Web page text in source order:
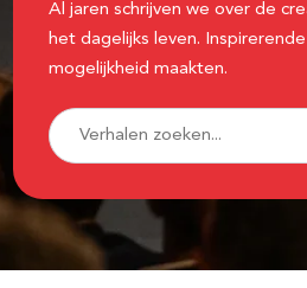
Al jaren schrijven we over de
het dagelijks leven.
mogelijkheid maakten.